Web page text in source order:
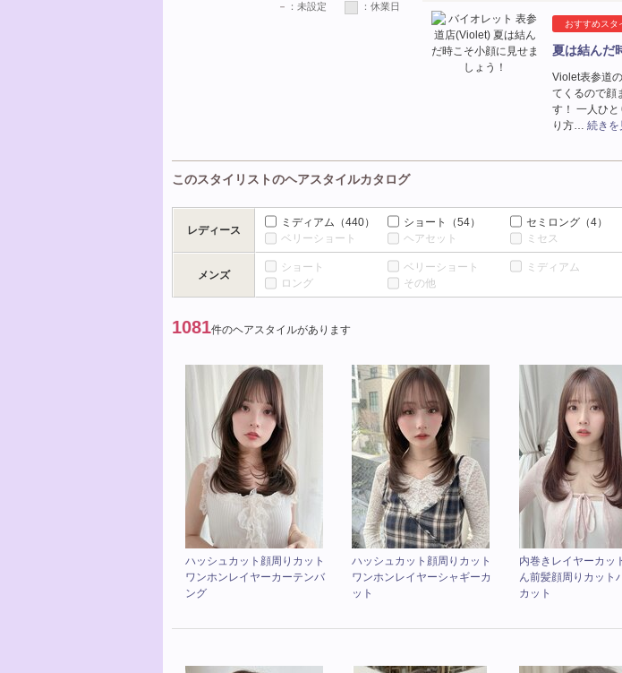
－ ：未設定 ：休業日
おすすめスタ
夏は結んだ
Violet表参道
てくるので顔
す！ 一人ひ
り方… 続きを
このスタイリストのヘアスタイルカタログ
レディース
ミディアム （440） ショート （54） セミロング （4）
ベリーショート
ヘアセット ミセス
メンズ
ショート ベリーショート ミディアム
ロング
その他
1081件のヘアスタイルがあります
ハッシュカット顔周りカット
ワンホンレイヤーカーテンバ
ング
ハッシュカット顔周りカット
ワンホンレイヤーシャギーカ
ット
内巻きレイヤーカッ
ん前髪顔周りカット
カット